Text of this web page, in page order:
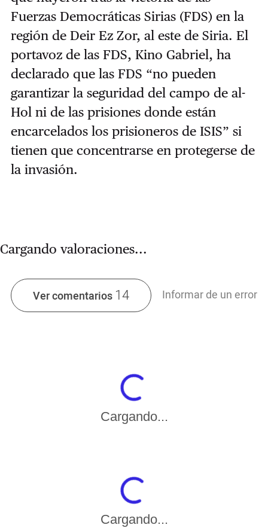
Fuerzas Democráticas Sirias (FDS) en la
región de Deir Ez Zor, al este de Siria. El
portavoz de las FDS, Kino Gabriel, ha
declarado que las FDS “no pueden
garantizar la seguridad del campo de al-
Hol ni de las prisiones donde están
encarcelados los prisioneros de ISIS” si
tienen que concentrarse en protegerse de
la invasión.
Cargando valoraciones...
Ver comentarios 14 Informar de un error
Cargando...
Cargando...